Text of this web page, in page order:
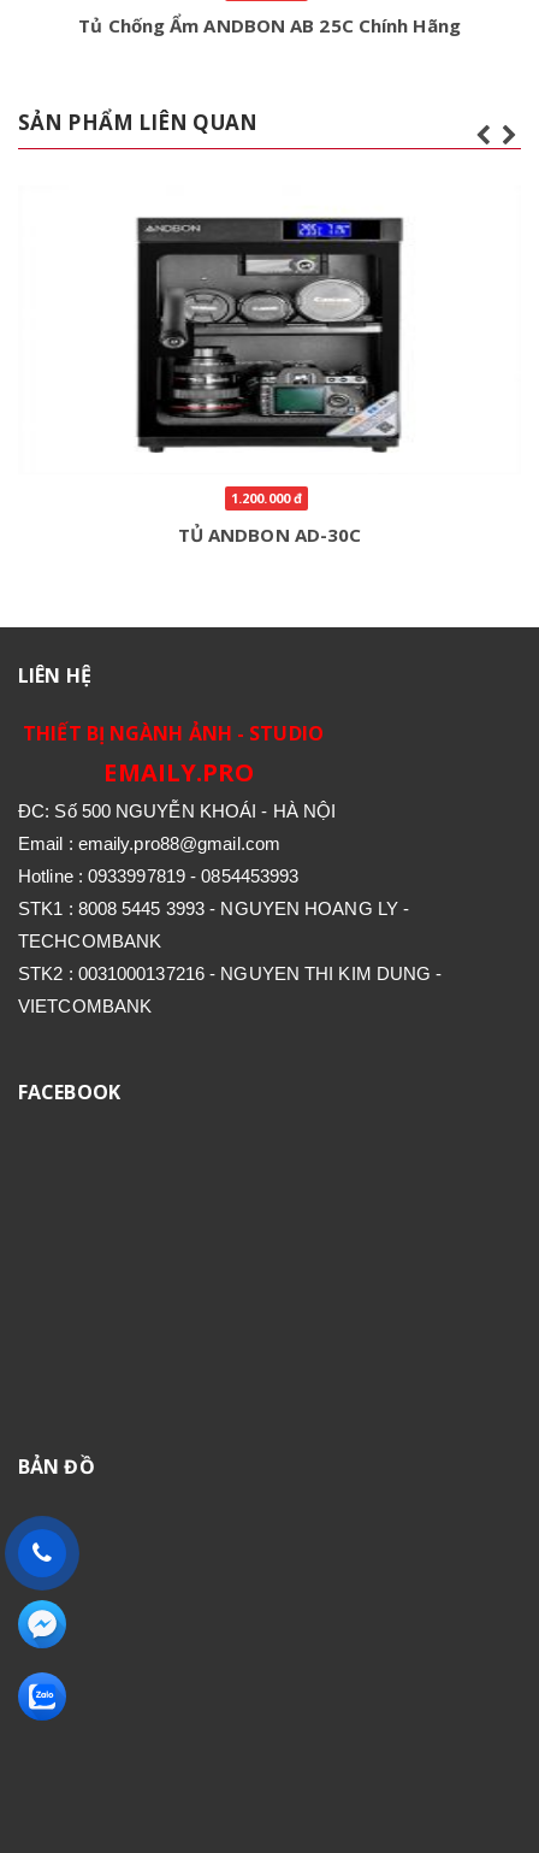
Tủ Chống Ẩm ANDBON AB 25C Chính Hãng
SẢN PHẨM LIÊN QUAN
1.200.000 đ
TỦ ANDBON AD-30C
LIÊN HỆ
THIẾT BỊ NGÀNH ẢNH - STUDIO
EMAILY.PRO
ĐC: Số 500 NGUYỄN KHOÁI - HÀ NỘI
Email : emaily.pro88@gmail.com
Hotline : 0933997819 - 0854453993
STK1 : 8008 5445 3993 - NGUYEN HOANG LY -
TECHCOMBANK
STK2 : 0031000137216 - NGUYEN THI KIM DUNG -
VIETCOMBANK
FACEBOOK
BẢN ĐỒ